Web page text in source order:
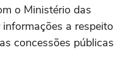
o Ministério das
a respeito
concessões públicas